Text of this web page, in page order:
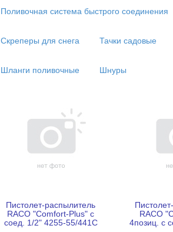
Поливочная система быстрого соединения
Скреперы для снега Тачки садовые
Шланги поливочные Шнуры
Пистолет-распылитель
RACO "Comfort-Plus" с
соед. 1/2" 4255-55/441С
RACO
4позиц. с